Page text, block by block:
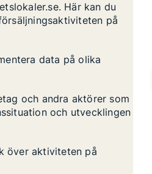
Här kan du
på
data på olika
och andra aktörer som
och utvecklingen
över aktiviteten på